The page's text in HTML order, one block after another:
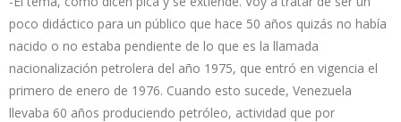
poco didáctico para un público que hace 50 años quizás no había
nacido o no estaba pendiente de lo que es la llamada
nacionalización petrolera del año 1975, que entró en vigencia el
primero de enero de 1976. Cuando esto sucede, Venezuela
llevaba 60 años produciendo petróleo, actividad que por